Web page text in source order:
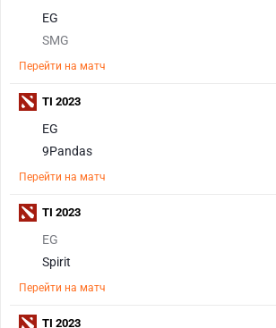
EG
SMG
Перейти на матч
EG
9Pandas
Перейти на матч
TI 2023
EG
Spirit
Перейти на матч
TI 2023
TI 2023